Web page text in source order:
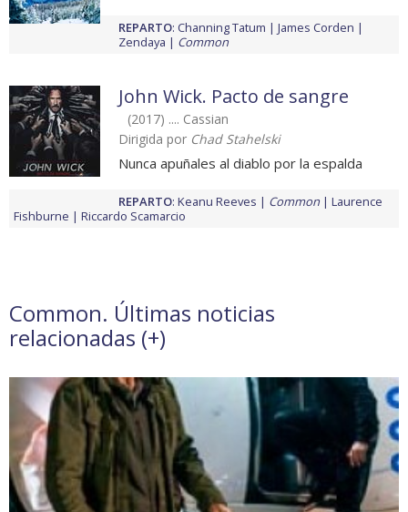
REPARTO: Channing Tatum
James Corden
Zendaya
Common
John Wick. Pacto de sangre
(2017) .... Cassian
Dirigida por Chad Stahelski
Nunca apuñales al diablo por la espalda
REPARTO: Keanu Reeves Common
Laurence
Fishburne
Riccardo Scamarcio
Common. Últimas noticias
relacionadas (+)